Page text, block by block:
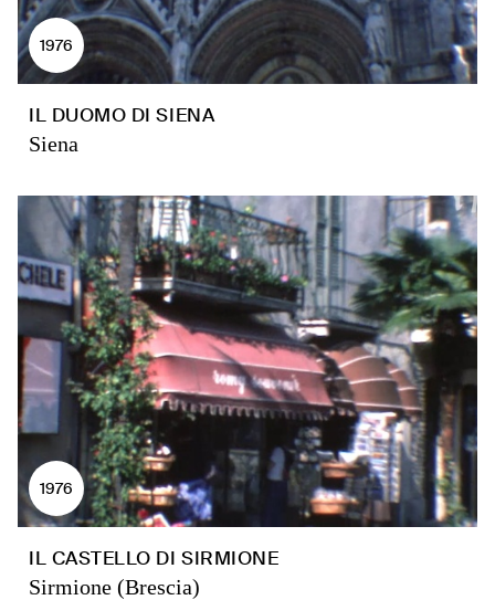
1976
IL DUOMO DI SIENA
Siena
1976
IL CASTELLO DI SIRMIONE
Sirmione (Brescia)